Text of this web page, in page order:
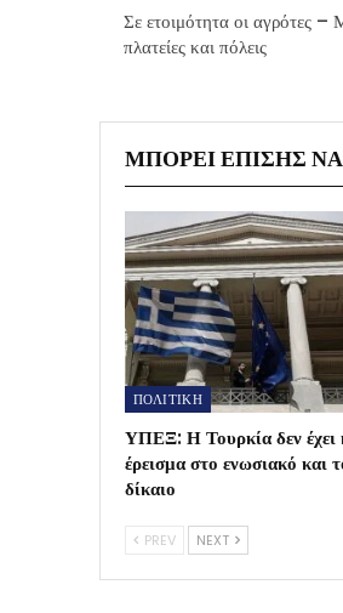
Σε ετοιμότητα οι αγρότες
πλατείες και πόλεις
ΜΠΟΡΕΊ ΕΠΊΣΗΣ
ΠΟΛΙΤΙΚΗ
ΥΠΕΞ: Η Τουρκία δεν έχει
έρεισμα στο ενωσιακό και
δίκαιο
PREV NEXT